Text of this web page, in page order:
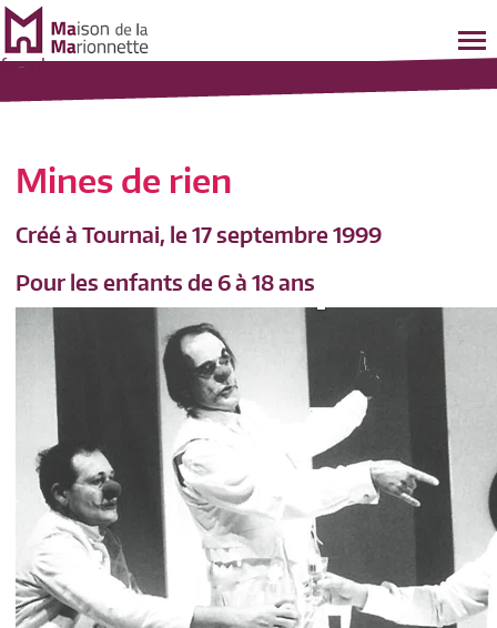
fr-nl
Mines de rien
Créé à Tournai, le 17 septembre 1999
Pour les enfants de 6 à 18 ans